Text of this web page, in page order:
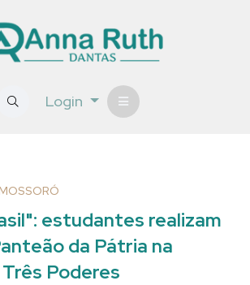
Login
estudantes realizam
da Pátria na
Poderes